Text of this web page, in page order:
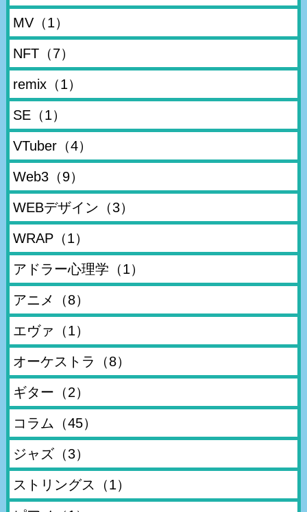
MV（1）
NFT（7）
remix（1）
SE（1）
VTuber（4）
Web3（9）
WEBデザイン （3）
WRAP（1）
アドラー心理学 （1）
アニメ （8）
エヴァ （1）
オーケストラ （8）
ギター （2）
コラム （45）
ジャズ（3）
ストリングス （1）